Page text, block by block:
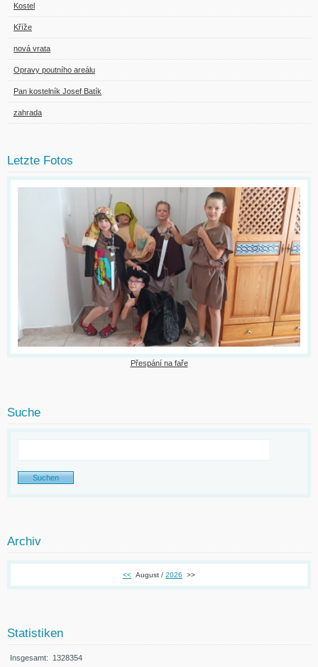
Kostel
Kříže
nová vrata
Opravy poutního areálu
Pan kostelník Josef Batík
zahrada
Letzte Fotos
Přespání na faře
Suche
Archiv
<< August / 2026 >>
Statistiken
Insgesamt: 1328354